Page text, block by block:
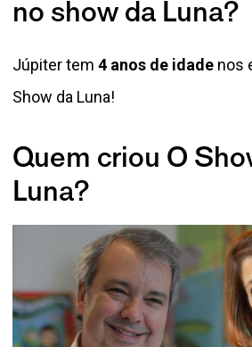
no show da Luna?
Júpiter tem 4 anos de idade nos
Show da Luna!
Quem criou O
Luna?